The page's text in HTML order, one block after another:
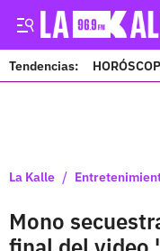
Tendencias:
La Kalle /
Mono